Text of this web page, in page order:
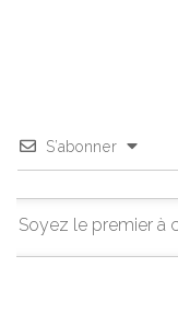
S’abonner